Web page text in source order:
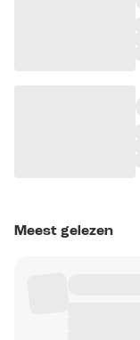
Meest gelezen